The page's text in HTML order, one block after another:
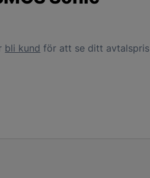
bli kund för att se ditt avtalspris